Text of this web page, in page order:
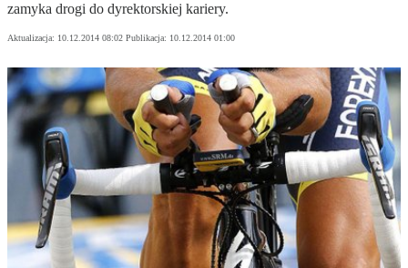
zamyka drogi do dyrektorskiej kariery.
Aktualizacja: 10.12.2014 08:02 Publikacja: 10.12.2014 01:00